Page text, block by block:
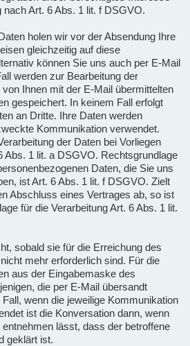
Art. 6 Abs. 1 lit. f DSGVO.
holen wir vor der Absendung Ihre
gleichzeitig auf diese
können Sie uns auch per E-Mail
werden zur Bearbeitung der
Ihnen mit der E-Mail übermittelten
gespeichert. In keinem Fall erfolgt
an Dritte. Ihre Daten werden
Kommunikation verwendet.
der Daten bei Vorliegen
Abs. 1 lit. a DSGVO. Rechtsgrundlage
Daten, die Sie uns
ist Art. 6 Abs. 1 lit. f DSGVO. Zielt
Abschluss eines Vertrages ab, so ist
für die Verarbeitung Art. 6 Abs. 1 lit.
sobald sie für die Erreichung des
mehr erforderlich sind. Für die
aus der Eingabemaske des
die per E-Mail übersandt
wenn die jeweilige Kommunikation
ist die Konversation dann, wenn
lässt, dass der betroffene
geklärt ist.